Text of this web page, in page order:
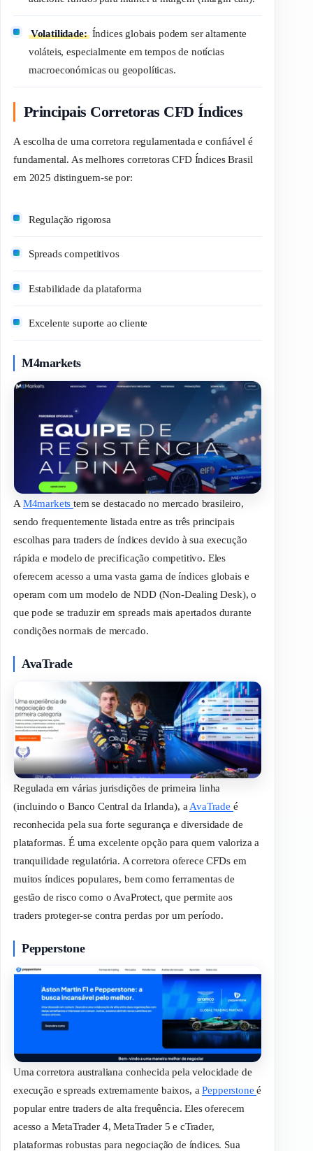
Volatilidade:Índices globais podem ser altamente
voláteis, especialmente em tempos de notícias
macroeconómicas ou geopolíticas.
Principais Corretoras CFD Índices
A escolha de uma corretora regulamentada e confiável é
fundamental. As melhores corretoras CFD Índices Brasil
em 2025 distinguem-se por:
Regulação rigorosa
Spreadscompetitivos
Estabilidade da plataforma
Excelente suporte ao cliente
M4markets
AM4marketstem se destacado no mercado brasileiro,
sendo frequentemente listada entre as três principais
escolhas para tradersde índices devido à sua execução
rápida e modelo de precificação competitivo. Eles
oferecem acesso a uma vasta gama de índices globais e
operam com um modelo de NDD (Non-Dealing Desk), o
que pode se traduzir emspreads mais apertados durante
condições normais de mercado.
AvaTrade
Regulada em várias jurisdições de primeira linha
(incluindo o Banco Central da Irlanda), aAvaTrade é
reconhecida pela sua forte segurança e diversidade de
plataformas. É uma excelente opção para quem valoriza a
tranquilidade regulatória. A corretora oferece CFDs em
muitos índices populares, bem como ferramentas de
gestão de risco como oAvaProtect, que permite aos
tradersproteger-se contra perdas por um período.
Pepperstone
Uma corretora australiana conhecida pela velocidade de
execução espreads extremamente baixos, aPepperstoneé
popular entre tradersde alta frequência. Eles oferecem
acesso a MetaTrader 4, MetaTrader 5 e cTrader,
plataformas robustas para negociação de índices. Sua